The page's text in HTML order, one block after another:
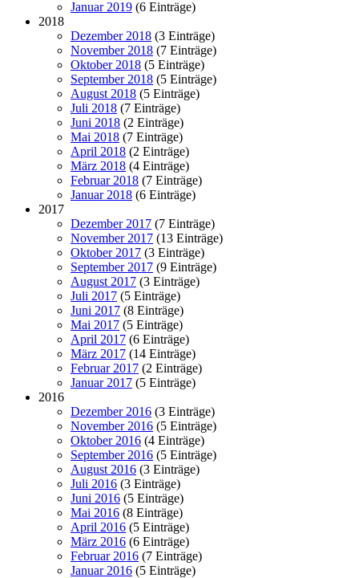
Januar 2019 (6 Einträge)
2018
Dezember 2018 (3 Einträge)
November 2018 (7 Einträge)
Oktober 2018 (5 Einträge)
September 2018 (5 Einträge)
August 2018 (5 Einträge)
Juli 2018 (7 Einträge)
Juni 2018 (2 Einträge)
Mai 2018 (7 Einträge)
April 2018 (2 Einträge)
März 2018 (4 Einträge)
Februar 2018 (7 Einträge)
Januar 2018 (6 Einträge)
2017
Dezember 2017 (7 Einträge)
November 2017 (13 Einträge)
Oktober 2017 (3 Einträge)
September 2017 (9 Einträge)
August 2017 (3 Einträge)
Juli 2017 (5 Einträge)
Juni 2017 (8 Einträge)
Mai 2017 (5 Einträge)
April 2017 (6 Einträge)
März 2017 (14 Einträge)
Februar 2017 (2 Einträge)
Januar 2017 (5 Einträge)
2016
Dezember 2016 (3 Einträge)
November 2016 (5 Einträge)
Oktober 2016 (4 Einträge)
September 2016 (5 Einträge)
August 2016 (3 Einträge)
Juli 2016 (3 Einträge)
Juni 2016 (5 Einträge)
Mai 2016 (8 Einträge)
April 2016 (5 Einträge)
März 2016 (6 Einträge)
Februar 2016 (7 Einträge)
Januar 2016 (5 Einträge)